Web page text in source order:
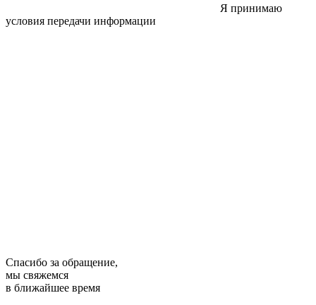
Я принимаю
условия передачи информации
Спасибо за обращение,
мы свяжемся
в ближайшее время